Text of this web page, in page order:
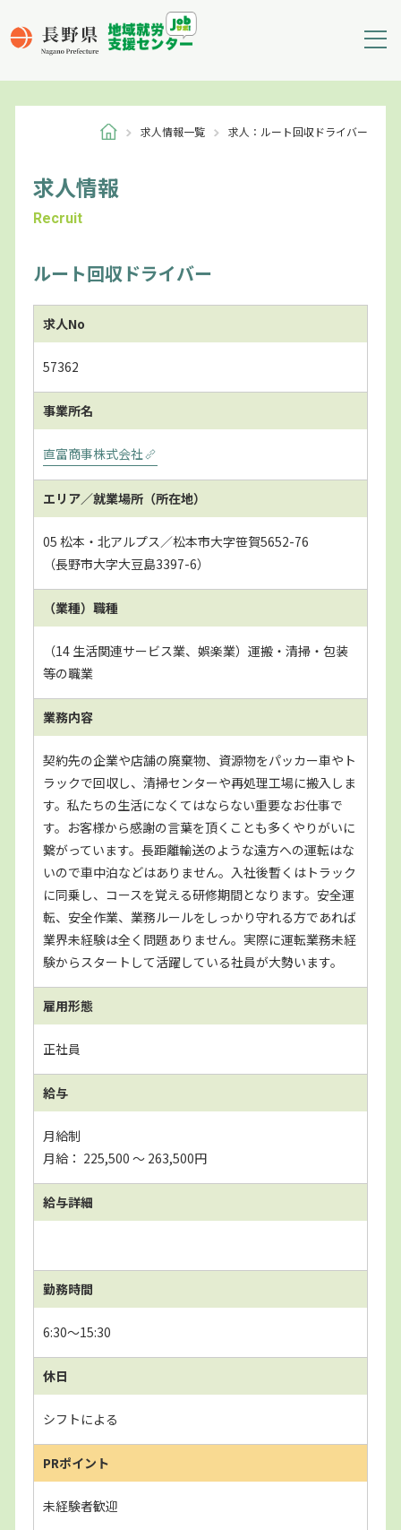
求人情報一覧 求人：ルート回収ドライバー
求人情報
Recruit
ルート回収ドライバー
求人No
57362
事業所名
直富商事株式会社
エリア／就業場所（所在地）
05 松本・北アルプス／松本市大字笹賀5652-76
（長野市大字大豆島3397-6）
（業種）職種
（14 生活関連サービス業、娯楽業）運搬・清掃・包装
等の職業
業務内容
契約先の企業や店舗の廃棄物、資源物をパッカー車やト
ラックで回収し、清掃センターや再処理工場に搬入しま
す。私たちの生活になくてはならない重要なお仕事で
す。お客様から感謝の言葉を頂くことも多くやりがいに
繋がっています。長距離輸送のような遠方への運転はな
いので車中泊などはありません。入社後暫くはトラック
に同乗し、コースを覚える研修期間となります。安全運
転、安全作業、業務ルールをしっかり守れる方であれば
業界未経験は全く問題ありません。実際に運転業務未経
験からスタートして活躍している社員が大勢います。
雇用形態
正社員
給与
月給制
月給： 225,500 〜 263,500円
給与詳細
勤務時間
6:30～15:30
休日
シフトによる
PRポイント
未経験者歓迎